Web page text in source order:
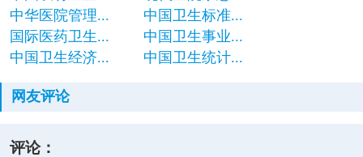
中华医院管理...
中国卫生标准...
国际医药卫生...
中国卫生事业...
中国卫生经济...
中国卫生统计...
网友评论
评论：